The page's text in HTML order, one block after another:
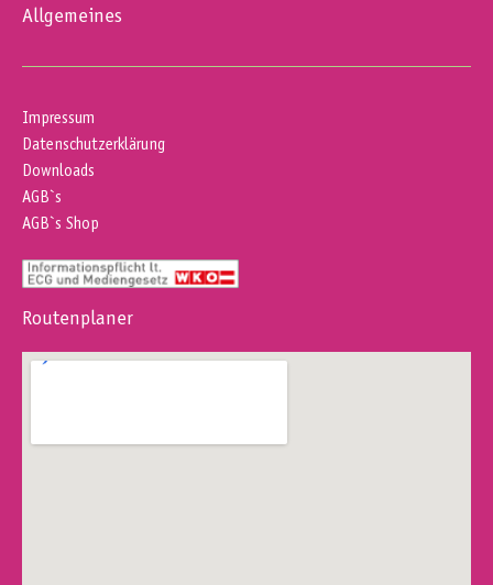
Allgemeines
Impressum
Datenschutzerklärung
Downloads
AGB`s
AGB`s Shop
Routenplaner